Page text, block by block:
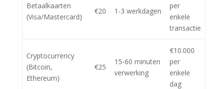
Betaalkaarten
(Visa/Mastercard)
€20 1-3 werkdagen
per
enkele
transactie
Cryptocurrency
(Bitcoin,
Ethereum)
€25
15-60 minuten
verwerking
€10.000
per
enkele
dag